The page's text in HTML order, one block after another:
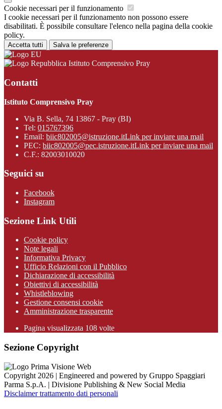
Cookie necessari per il funzionamento
I cookie necessari per il funzionamento non possono essere
disabilitati. È possibile consultare l'elenco nella pagina della cookie
policy.
Accetta tutti Salva le preferenze
Istituto Comprensivo Pray
Contatti
Istituto Comprensivo Pray
Via B. Sella, 74 13867 - Pray (BI)
Tel: 015767396
Email: biic802005@istruzione.itLink per inviare una mail
PEC: biic802005@pec.istruzione.itLink per inviare una mail
C.F.: 82003010020
Seguici su
Facebook
Instagram
Sezione Link Utili
Cookie policy
Note legali
Informativa Privacy
Ufficio Relazioni con il Pubblico
Dichiarazione di accessibilità
Obiettivi di accessibilità
Whistleblowing
Gestione consensi cookie
Amministrazione trasparente
Pagina visualizzata 108 volte
Sezione Copyright
Copyright 2026 | Engineered and powered by Gruppo Spaggiari
Parma S.p.A. | Divisione Publishing & New Social Media
Disclaimer trattamento dati personali